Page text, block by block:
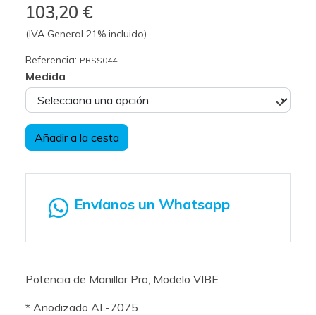
103,20 €
(IVA General 21% incluido)
Referencia: PRSS044
Medida
Añadir a la cesta
Envíanos un Whatsapp
Potencia de Manillar Pro, Modelo VIBE
* Anodizado AL-7075